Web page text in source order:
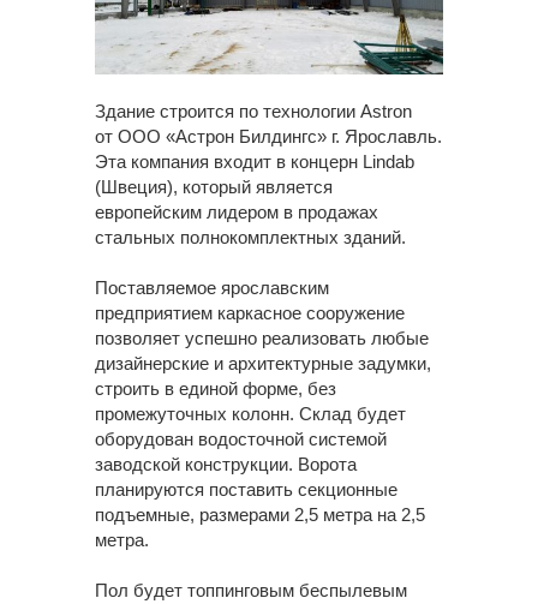
Здание строится по технологии Astron
от ООО «Астрон Билдингс» г. Ярославль.
Эта компания входит в концерн Lindab
(Швеция), который является
европейским лидером в продажах
стальных полнокомплектных зданий.
Поставляемое ярославским
предприятием каркасное сооружение
позволяет успешно реализовать любые
дизайнерские и архитектурные задумки,
строить в единой форме, без
промежуточных колонн. Склад будет
оборудован водосточной системой
заводской конструкции. Ворота
планируются поставить секционные
подъемные, размерами 2,5 метра на 2,5
метра.
Пол будет топпинговым беспылевым